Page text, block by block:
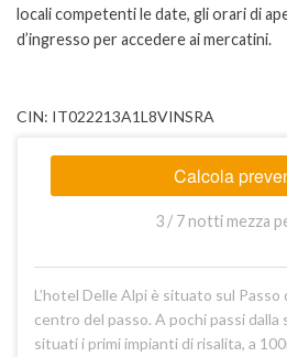
locali competenti le date, gli orari di
d’ingresso per accedere ai mercatini.
CIN: IT022213A1L8VINSRA
Calcola
3 / 7 notti mezza
L’hotel Delle Alpi è situato sul Passo
centro del passo. A pochi passi
situati i primi impianti di risalita, a